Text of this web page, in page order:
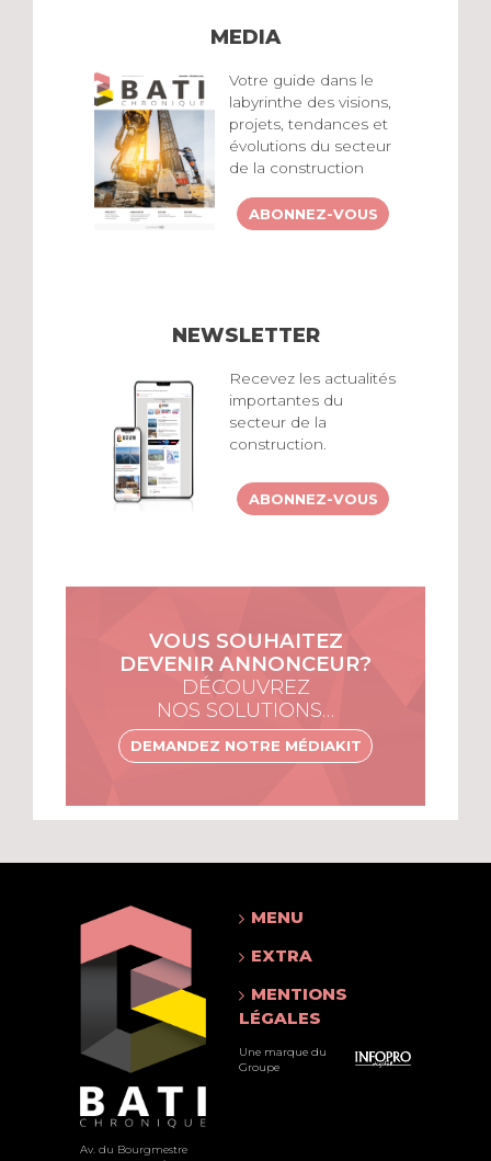
MEDIA
Votre guide dans le
labyrinthe des visions,
projets, tendances et
évolutions du secteur
de la construction
ABONNEZ-VOUS
NEWSLETTER
Recevez les actualités
importantes du
secteur de la
construction.
ABONNEZ-VOUS
VOUS SOUHAITEZ
DEVENIR ANNONCEUR?
DÉCOUVREZ
NOS SOLUTIONS…
DEMANDEZ NOTRE MÉDIAKIT
Av. du Bourgmestre
MENU
EXTRA
MENTIONS
LÉGALES
Une marque du
Groupe